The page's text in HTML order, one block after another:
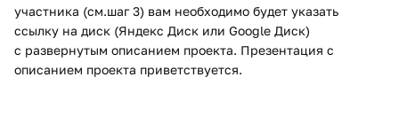
участника (см.шаг 3) вам необходимо будет указать
ссылку на диск (Яндекс Диск или Google Диск)
с развернутым описанием проекта. Презентация с
описанием проекта приветствуется.